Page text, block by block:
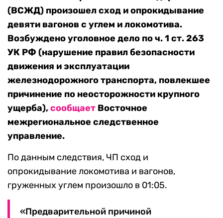
(ВСЖД) произошел сход и опрокидывание
девяти вагонов с углем и локомотива.
Возбуждено уголовное дело по ч. 1 ст. 263
УК РФ (нарушение правил безопасности
движения и эксплуатации
железнодорожного транспорта, повлекшее
причинение по неосторожности крупного
ущерба),сообщает Восточное
межрегиональное следственное
управление.
По данным следствия, ЧП сход и
опрокидывание локомотива и вагонов,
груженных углем произошло в 01:05.
«Предварительной причиной